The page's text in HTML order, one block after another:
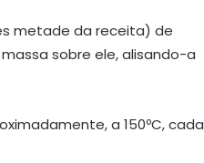
metade da receita) de
sobre ele, alisando-a
a 150ºC, cada